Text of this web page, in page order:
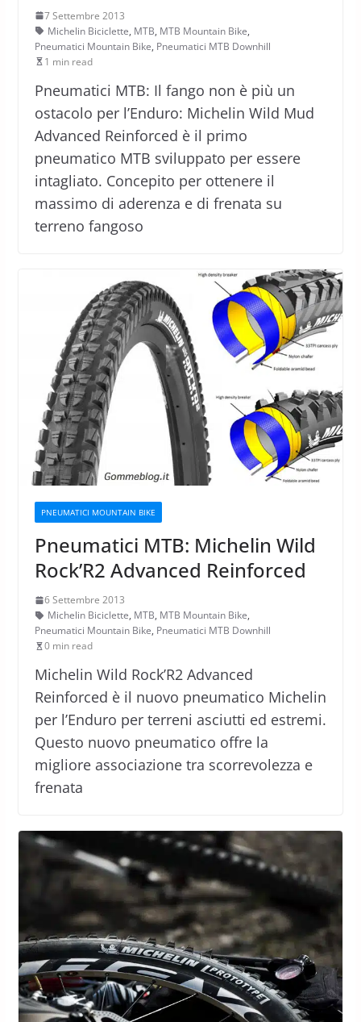
7 Settembre 2013
Michelin Biciclette, MTB, MTB Mountain Bike,
Pneumatici Mountain Bike, Pneumatici MTB Downhill
1 min read
Pneumatici MTB: Il fango non è più un
ostacolo per l’Enduro: Michelin Wild Mud
Advanced Reinforced è il primo
pneumatico MTB sviluppato per essere
intagliato. Concepito per ottenere il
massimo di aderenza e di frenata su
terreno fangoso
PNEUMATICI MOUNTAIN BIKE
Pneumatici MTB: Michelin Wild
Rock’R2 Advanced Reinforced
6 Settembre 2013
Michelin Biciclette, MTB, MTB Mountain Bike,
Pneumatici Mountain Bike, Pneumatici MTB Downhill
0 min read
Michelin Wild Rock’R2 Advanced
Reinforced è il nuovo pneumatico Michelin
per l’Enduro per terreni asciutti ed estremi.
Questo nuovo pneumatico offre la
migliore associazione tra scorrevolezza e
frenata